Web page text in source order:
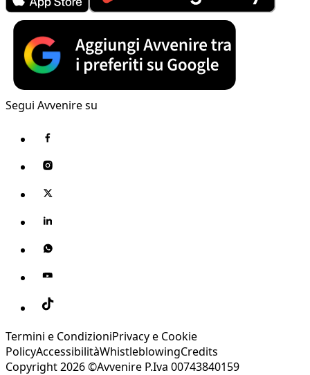
Segui Avvenire su
Termini e CondizioniPrivacy e Cookie
PolicyAccessibilitàWhistleblowingCredits
Copyright 2026 ©Avvenire P.Iva 00743840159